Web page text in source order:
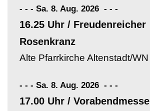
- - - Sa. 8. Aug. 2026 - - -
16.25 Uhr / Freudenreicher
Rosenkranz
Alte Pfarrkirche Altenstadt/WN
- - - Sa. 8. Aug. 2026 - - -
17.00 Uhr / Vorabendmesse